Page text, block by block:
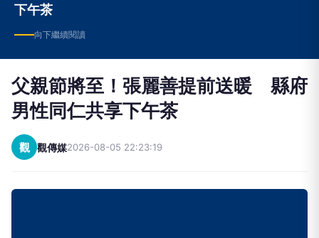
下午茶
向下繼續閱讀
父親節將至！張麗善提前送暖 縣府
男性同仁共享下午茶
觀 觀傳媒2026-08-05 22:23:19